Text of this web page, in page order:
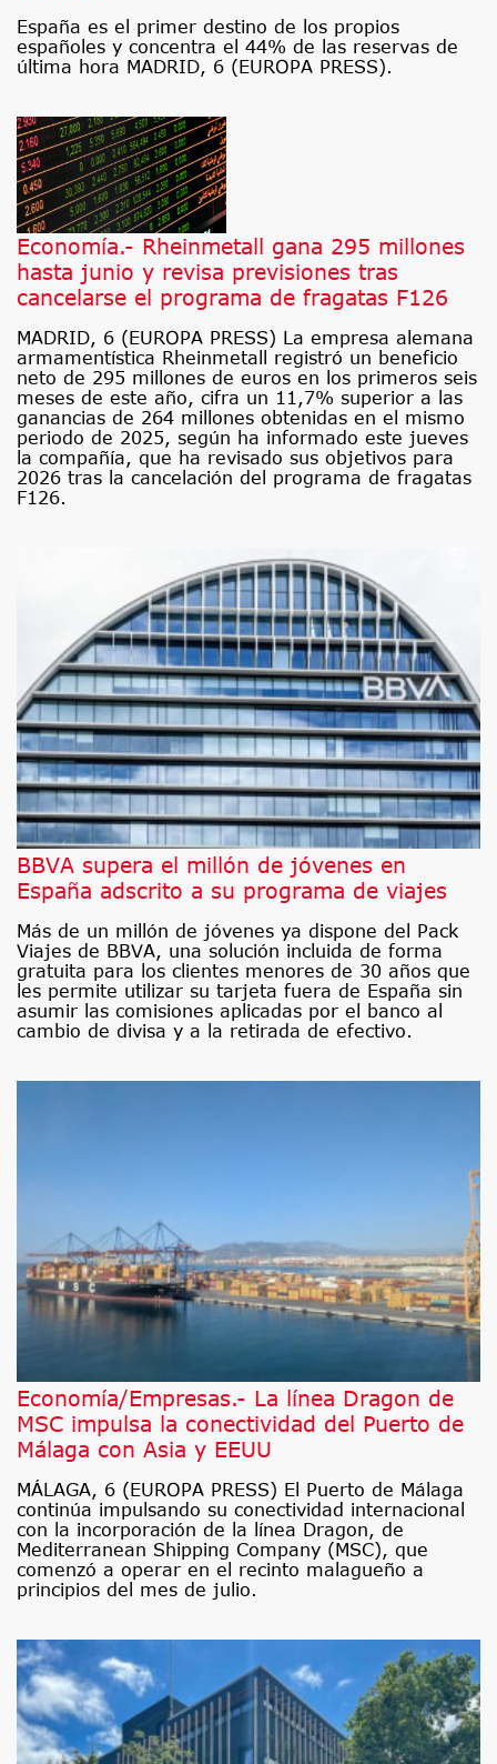
España es el primer destino de los propios
españoles y concentra el 44% de las reservas de
última hora MADRID, 6 (EUROPA PRESS).
Economía.- Rheinmetall gana 295 millones
hasta junio y revisa previsiones tras
cancelarse el programa de fragatas F126
MADRID, 6 (EUROPA PRESS) La empresa alemana
armamentística Rheinmetall registró un beneficio
neto de 295 millones de euros en los primeros seis
meses de este año, cifra un 11,7% superior a las
ganancias de 264 millones obtenidas en el mismo
periodo de 2025, según ha informado este jueves
la compañía, que ha revisado sus objetivos para
2026 tras la cancelación del programa de fragatas
F126.
BBVA supera el millón de jóvenes en
España adscrito a su programa de viajes
Más de un millón de jóvenes ya dispone del Pack
Viajes de BBVA, una solución incluida de forma
gratuita para los clientes menores de 30 años que
les permite utilizar su tarjeta fuera de España sin
asumir las comisiones aplicadas por el banco al
cambio de divisa y a la retirada de efectivo.
Economía/Empresas.- La línea Dragon de
MSC impulsa la conectividad del Puerto de
Málaga con Asia y EEUU
MÁLAGA, 6 (EUROPA PRESS) El Puerto de Málaga
continúa impulsando su conectividad internacional
con la incorporación de la línea Dragon, de
Mediterranean Shipping Company (MSC), que
comenzó a operar en el recinto malagueño a
principios del mes de julio.